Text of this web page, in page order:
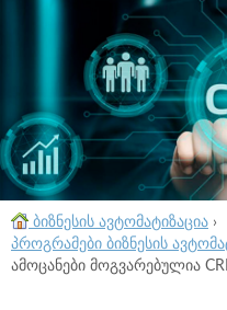
ბიზნესის ავტომატიზაცია ›
პროგრამები ბიზნესის
ამოცანები მოგვარებულია